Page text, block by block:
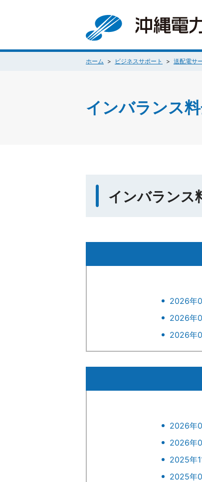
ホーム ビジネスサポート 送配電サ
インバランス
インバランス
2026年
2026年
2026年
2026年
2026年
2025年
2025年